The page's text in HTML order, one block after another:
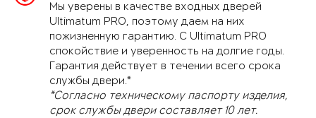
Мы уверены в качестве входных дверей
Ultimatum PRO, поэтому даем на них
пожизненную гарантию. С Ultimatum PRO
спокойствие и уверенность на долгие годы.
Гарантия действует в течении всего срока
службы двери.*
*Согласно техническому паспорту изделия,
срок службы двери составляет 10 лет.